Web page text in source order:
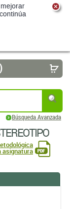
Búsqueda Avanzada
asignatura